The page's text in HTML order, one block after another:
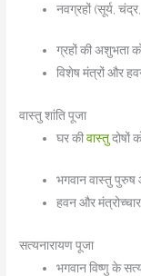
नवग्रहों (सूर्य,
ग्रहों की अशुभता
विशेष मंत्रों और
वास्तु शांति पूजा
घर कीवास्तुदोषों
भगवान वास्तु
हवन और
सत्यनारायण पूजा
भगवान विष्णु के